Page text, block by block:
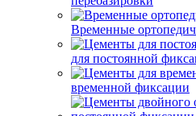
Временные
для постоянной
временной фиксации